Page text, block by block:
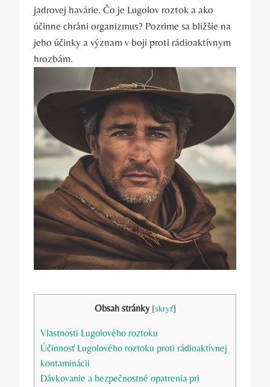
‌jadrovej havárie. Čo je Lugolov roztok a ako
účinne chráni organizmus? Pozrime sa ‌bližšie na
jeho⁣ účinky a význam v‌ boji⁤ proti rádioaktívnym
hrozbám.
Obsah stránky [skryť]
Vlastnosti Lugolového roztoku
Účinnosť Lugolového roztoku proti rádioaktívnej
kontaminácii
Dávkovanie a bezpečnostné opatrenia⁢ pri